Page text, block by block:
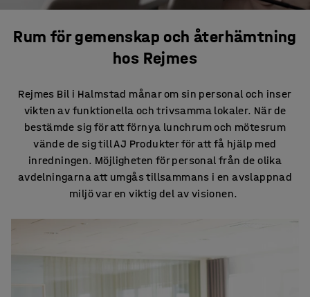
Rum för gemenskap och återhämtning
hos Rejmes
Rejmes Bil i Halmstad månar om sin personal och inser
vikten av funktionella och trivsamma lokaler. När de
bestämde sig för att förnya lunchrum och mötesrum
vände de sig till AJ Produkter för att få hjälp med
inredningen. Möjligheten för personal från de olika
avdelningarna att umgås tillsammans i en avslappnad
miljö var en viktig del av visionen.